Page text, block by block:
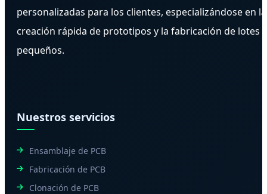
personalizadas para los clientes, especializándose en la
creación rápida de prototipos y la fabricación de lotes
pequeños.
Nuestros servicios
Ensamblaje de PCB
Fabricación de PCB
Clonación de PCB